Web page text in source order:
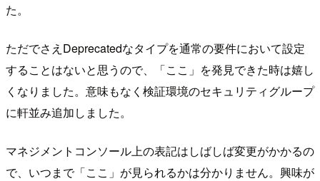
た。
ただでさえDeprecatedなタイプを通常の要件において設定
することはないと思うので、「ここ」を発見できた時は嬉し
くなりました。意味もなく検証環境のセキュリティグループ
に軒並み追加しました。
マネジメントコンソール上の表記はしばしば変更がかかるの
で、いつまで「ここ」が見られるかは分かりません。興味が